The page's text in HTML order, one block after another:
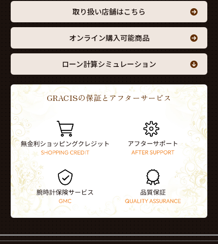
取り扱い店舗はこちら
オンライン購入可能商品
ローン計算シミュレーション
GRACISの保証とアフターサービス